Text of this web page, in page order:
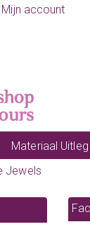
Mijn account
Materiaal Uitleg
Jewels